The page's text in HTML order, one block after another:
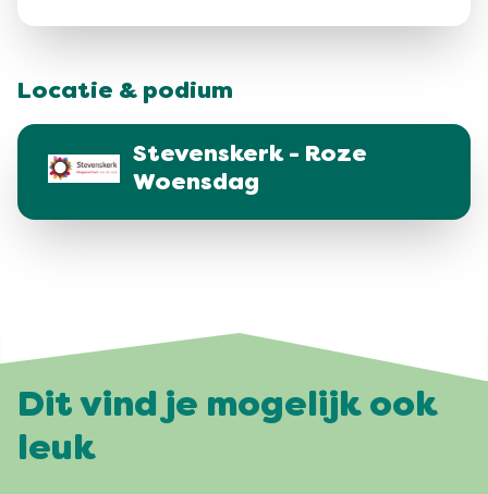
Locatie & podium
Stevenskerk - Roze
Woensdag
Dit vind je mogelijk ook
leuk